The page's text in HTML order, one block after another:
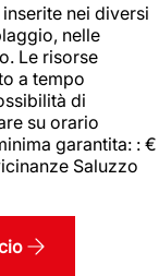
nei diversi
nelle
Le risorse
a tempo
di
su orario
garantita: : €
Saluzzo